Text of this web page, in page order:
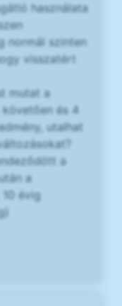
használata
normál szinten
visszatért
mutat a
és 4
utalhat
a
a
évig